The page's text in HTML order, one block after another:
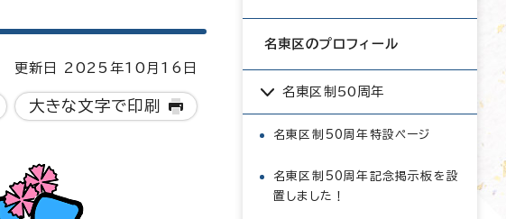
更新日 2025年10月16日
大きな文字で印刷
名東区のプロフィール
名東区制50周年
名東区制50周年特設ページ
名東区制50周年記念掲示板を設
置しました！